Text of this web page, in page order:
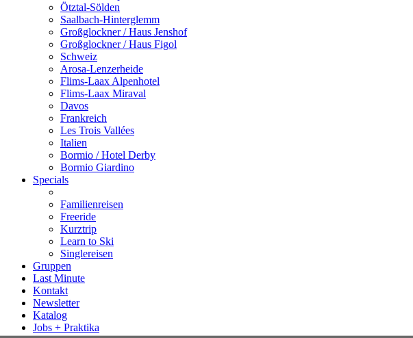
Ötztal-Sölden
Saalbach-Hinterglemm
Großglockner / Haus Jenshof
Großglockner / Haus Figol
Schweiz
Arosa-Lenzerheide
Flims-Laax Alpenhotel
Flims-Laax Miraval
Davos
Frankreich
Les Trois Vallées
Italien
Bormio / Hotel Derby
Bormio Giardino
Specials
Familienreisen
Freeride
Kurztrip
Learn to Ski
Singlereisen
Gruppen
Last Minute
Kontakt
Newsletter
Katalog
Jobs + Praktika